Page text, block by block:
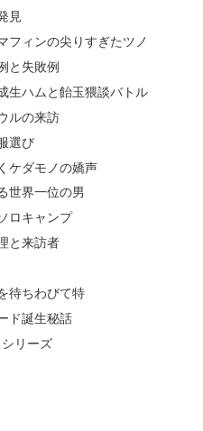
見
ィンの尖りすぎたツノ
と失敗例
ハムと飴玉猥談バトル
ルの来訪
選び
ダモノの嬌声
界一位の男
ロキャンプ
と来訪者
待ちわびて特
ド誕生秘話
リーズ